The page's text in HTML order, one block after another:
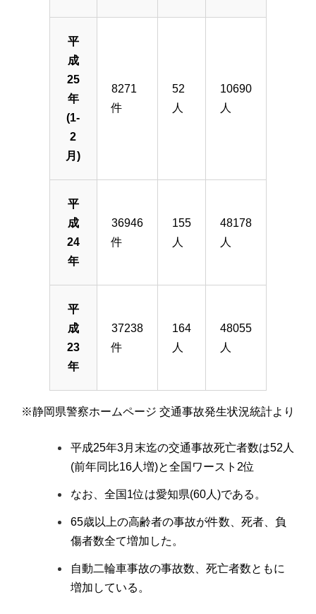
平
成
25
年
(1-
2
月)
8271
件
52
人
10690
人
平
成
24
年
36946
件
155
人
48178
人
平
成
23
年
37238
件
164
人
48055
人
※静岡県警察ホームページ 交通事故発生状況統計より
平成25年3月末迄の交通事故死亡者数は52人
(前年同比16人増)と全国ワースト2位
なお、全国1位は愛知県(60人)である。
65歳以上の高齢者の事故が件数、死者、負
傷者数全て増加した。
自動二輪車事故の事故数、死亡者数ともに
増加している。